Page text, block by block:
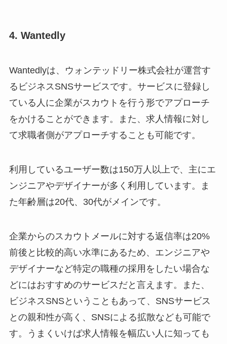
4. Wantedly
Wantedlyは、ウォンテッドリー株式会社が運営す
るビジネスSNSサービスです。サービスに登録し
ている人に企業がスカウトを行う形でアプローチ
をかけることができます。また、求人情報に対し
て求職者側がアプローチすることも可能です。
利用しているユーザー数は150万人以上で、主にエ
ンジニアやデザイナーが多く利用しています。ま
た年齢層は20代、30代がメインです。
企業からのスカウトメールに対する返信率は20%
前後と比較的高い水準にあるため、エンジニアや
デザイナーなど特定の職種の採用をしたい場合な
どにはおすすめのサービスだと言えます。また、
ビジネスSNSということもあって、SNSサービス
との親和性が高く、SNSによる拡散なども可能で
す。うまくいけば求人情報を幅広い人に知っても